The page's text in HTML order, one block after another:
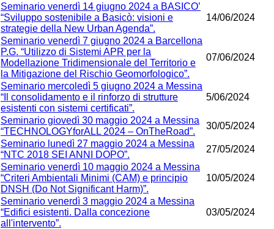
Seminario venerdì 14 giugno 2024 a BASICO’
“Sviluppo sostenibile a Basicò: visioni e
strategie della New Urban Agenda”.
14/06/2024
Seminario venerdì 7 giugno 2024 a Barcellona
P.G. “Utilizzo di Sistemi APR per la
Modellazione Tridimensionale del Territorio e
la Mitigazione del Rischio Geomorfologico”.
07/06/2024
Seminario mercoledì 5 giugno 2024 a Messina
“Il consolidamento e il rinforzo di strutture
esistenti con sistemi certificati”.
5/06/2024
Seminario giovedì 30 maggio 2024 a Messina
“TECHNOLOGYforALL 2024 – OnTheRoad”.
30/05/2024
Seminario lunedì 27 maggio 2024 a Messina
“NTC 2018 SEI ANNI DOPO”.
27/05/2024
Seminario venerdì 10 maggio 2024 a Messina
“Criteri Ambientali Minimi (CAM) e principio
DNSH (Do Not Significant Harm)”.
10/05/2024
Seminario venerdì 3 maggio 2024 a Messina
“Edifici esistenti. Dalla concezione
all'intervento”.
03/05/2024